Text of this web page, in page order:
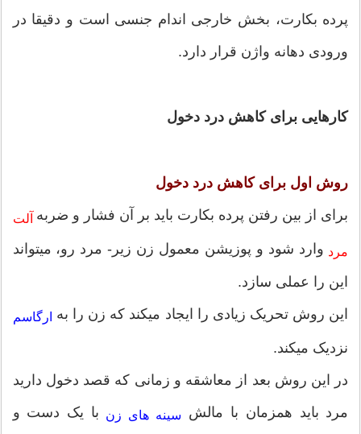
پرده بکارت، بخش خارجی اندام جنسی است و دقیقا در
ورودی دهانه واژن قرار دارد.
کارهایی برای کاهش درد دخول
روش اول برایکاهش درد دخول
برای از بین رفتن پرده بکارت باید بر آن فشار و ضربه آلت
مرد وارد شود و پوزیشن معمول زن زیر- مرد رو، میتواند
این را عملی سازد.
این روش تحریک زیادی را ایجاد میکند که زن را به
ارگاسم
نزدیک میکند.
در این روش بعد از معاشقه و زمانی که قصد دخول دارید
مرد باید همزمان با مالش
سینه های زن با یک دست و